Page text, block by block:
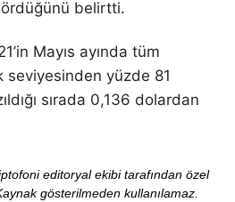
belirtti.
Mayıs ayında tüm
seviyesinden yüzde 81
sırada 0,136 dolardan
editoryal ekibi tarafından özel
gösterilmeden kullanılamaz.